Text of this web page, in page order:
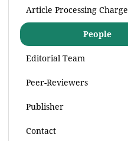
Article Processing Charge
People
Editorial Team
Peer-Reviewers
Publisher
Contact